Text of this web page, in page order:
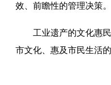
效、前瞻性的管理决策。
工业遗产的文化惠民
市文化、惠及市民生活